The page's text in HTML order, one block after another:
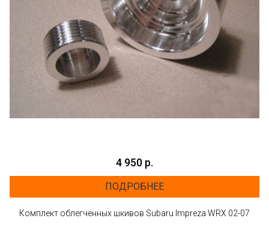
4 950 р.
ПОДРОБНЕЕ
Комплект облегченных шкивов Subaru Impreza WRX 02-07